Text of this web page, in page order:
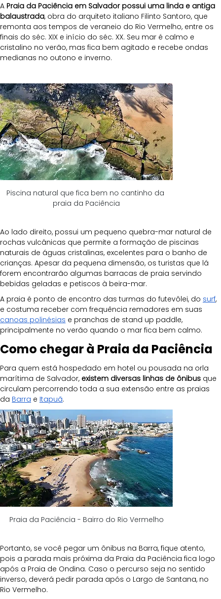
A Praia da Paciência em Salvador possui uma linda e antiga
balaustrada, obra do arquiteto italiano Filinto Santoro, que
remonta aos tempos de veraneio do Rio Vermelho, entre os
finais do séc. XIX e início do séc. XX. Seu mar é calmo e
cristalino no verão, mas fica bem agitado e recebe ondas
medianas no outono e inverno.
Piscina natural que fica bem no cantinho da
praia da Paciência
Ao lado direito, possui um pequeno quebra-mar natural de
rochas vulcânicas que permite a formação de piscinas
naturais de águas cristalinas, excelentes para o banho de
crianças. Apesar da pequena dimensão, os turistas que lá
forem encontrarão algumas barracas de praia servindo
bebidas geladas e petiscos à beira-mar.
A praia é ponto de encontro das turmas do futevôlei, do surf,
e costuma receber com frequência remadores em suas
canoas polinésias e pranchas de stand up paddle,
principalmente no verão quando o mar fica bem calmo.
Como chegar à Praia da Paciência
Para quem está hospedado em hotel ou pousada na orla
marítima de Salvador, existem diversas linhas de ônibus que
circulam percorrendo toda a sua extensão entre as praias
da Barra e Itapuã.
Praia da Paciência - Bairro do Rio Vermelho
Portanto, se você pegar um ônibus na Barra, fique atento,
pois a parada mais próxima da Praia da Paciência fica logo
após a Praia de Ondina. Caso o percurso seja no sentido
inverso, deverá pedir parada após o Largo de Santana, no
Rio Vermelho.